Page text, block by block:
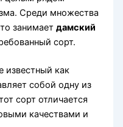
Среди множества
занимаетдамский
сорт.
известный как
собой одну из
сорт отличается
качествами и